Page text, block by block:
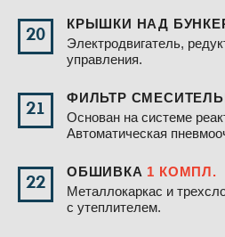
20
КРЫШКИ НАД
Электродвигатель,
управления.
21
ФИЛЬТР
Основан на системе
Автоматическая
22
ОБШИВКА 1 КОМПЛ.
Металлокаркас и
с утеплителем.